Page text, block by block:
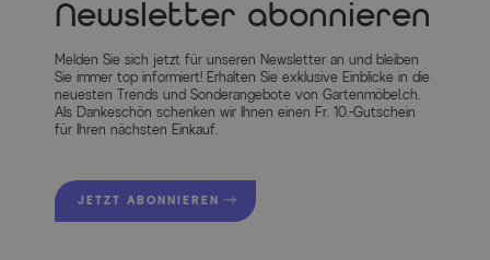
Hauptmaterial Aluminium
Herstellerinformationen
MEHR INFOS HIER
Newsletter abonnieren
Melden Sie sich jetzt für unseren Newsletter an und bleiben
Sie immer top informiert! Erhalten Sie exklusive Einblicke in die
neuesten Trends und Sonderangebote von Gartenmöbel.ch.
Als Dankeschön schenken wir Ihnen einen Fr. 10.-Gutschein
für Ihren nächsten Einkauf.
JETZT ABONNIEREN